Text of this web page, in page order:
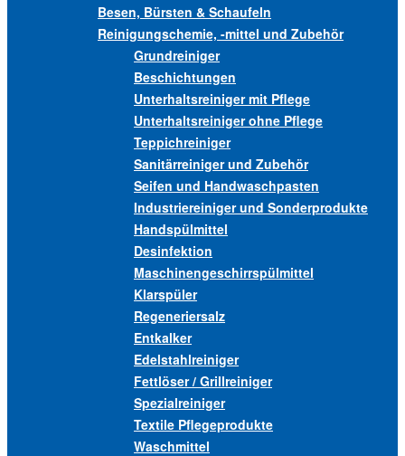
Besen, Bürsten & Schaufeln
Reinigungschemie, -mittel und Zubehör
Grundreiniger
Beschichtungen
Unterhaltsreiniger mit Pflege
Unterhaltsreiniger ohne Pflege
Teppichreiniger
Sanitärreiniger und Zubehör
Seifen und Handwaschpasten
Industriereiniger und Sonderprodukte
Handspülmittel
Desinfektion
Maschinengeschirrspülmittel
Klarspüler
Regeneriersalz
Entkalker
Edelstahlreiniger
Fettlöser / Grillreiniger
Spezialreiniger
Textile Pflegeprodukte
Waschmittel